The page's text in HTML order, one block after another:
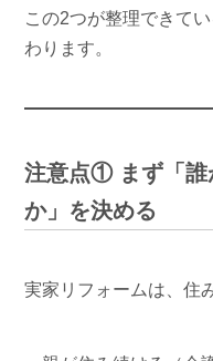
この2つが整理できて
わります。
注意点① まず「誰
か」を決める
実家リフォームは、住